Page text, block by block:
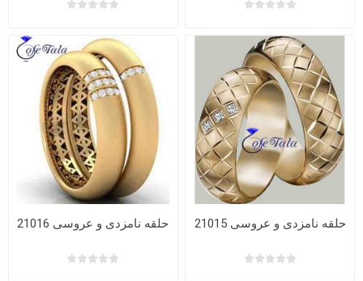
حلقه نامزدی و عروسی 21015 حلقه نامزدی و عروسی 21016